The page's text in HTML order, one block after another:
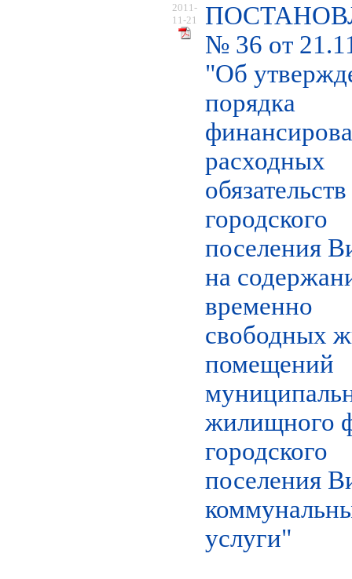
2011-
11-21
№ 36 от
"Об
порядка
расходных
обязательств
городского
поселения
на
временно
свободных
помещений
жилищного
городского
поселения
услуги"